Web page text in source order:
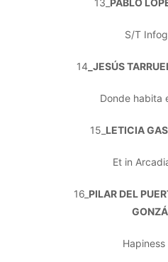
13_ PABLO
S/T
14 _JESÚS
Donde habita
15_ LETICIA
Et in
16_ PILAR DEL